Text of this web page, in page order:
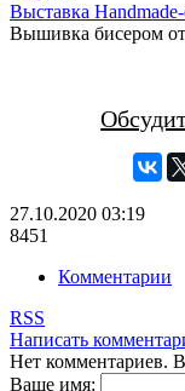
Выставка
Вышивка бисером
27.10.2020 03:19
8451
Комментарии
RSS
Написать
Нет комментариев.
Ваше имя: